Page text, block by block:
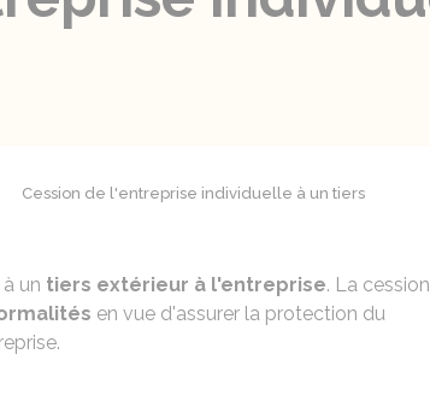
Cession de l'entreprise individuelle à un tiers
un tiers extérieur à l'entreprise. La cession
en vue d'assurer la protection du